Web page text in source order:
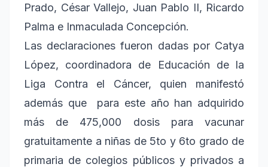
Prado, César Vallejo, Juan Pablo II, Ricardo
Palma e Inmaculada Concepción.
Las declaraciones fueron dadas por Catya
López, coordinadora de Educación de la
Liga Contra el Cáncer, quien manifestó
además que para este año han adquirido
más de 475,000 dosis para vacunar
gratuitamente a niñas de 5to y 6to grado de
primaria de colegios públicos y privados a